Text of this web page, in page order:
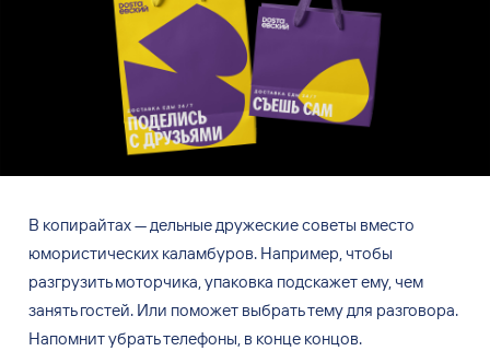
В копирайтах — дельные дружеские советы вместо
юмористических каламбуров. Например, чтобы
разгрузить моторчика, упаковка подскажет ему, чем
занять гостей. Или поможет выбрать тему для разговора.
Напомнит убрать телефоны, в конце концов.